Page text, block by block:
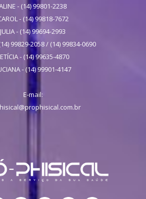
- (14) 99801-2238
- (14) 99818-7672
JULIA - (14) 99694-2993
99829-2058 / (14) 99834-0690
- (14) 99635-4870
- (14) 99901-4147
E-mail: